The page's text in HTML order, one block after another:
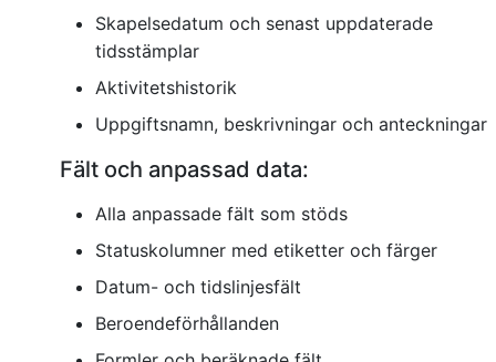
Skapelsedatum och senast uppdaterade
tidsstämplar
Aktivitetshistorik
Uppgiftsnamn, beskrivningar och anteckningar
Fält och anpassad data:
Alla anpassade fält som stöds
Statuskolumner med etiketter och färger
Datum- och tidslinjesfält
Beroendeförhållanden